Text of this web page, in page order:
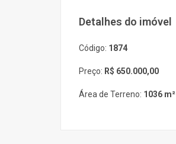
Detalhes do imóvel
Código: 1874
Preço: R$ 650.000,00
Área de Terreno: 1036 m²